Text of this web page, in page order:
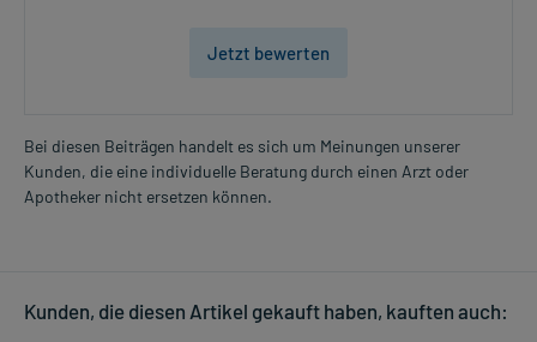
Jetzt bewerten
Bei diesen Beiträgen handelt es sich um Meinungen unserer
Kunden, die eine individuelle Beratung durch einen Arzt oder
Apotheker nicht ersetzen können.
Kunden, die diesen Artikel gekauft haben, kauften auch: